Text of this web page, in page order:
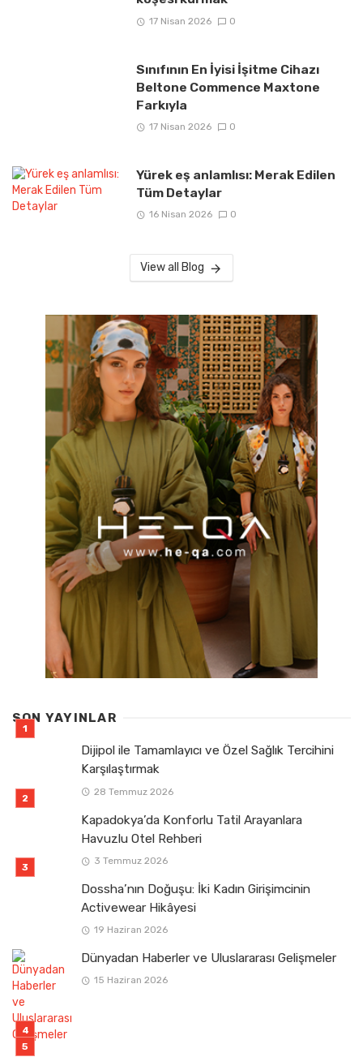
17 Nisan 2026 0
Sınıfının En İyisi İşitme Cihazı
Beltone Commence Maxtone
Farkıyla
17 Nisan 2026 0
Yürek eş anlamlısı: Merak Edilen
Tüm Detaylar
16 Nisan 2026 0
View all Blog
SON YAYINLAR
Dijipol ile Tamamlayıcı ve Özel Sağlık Tercihini
Karşılaştırmak
28 Temmuz 2026
Kapadokya’da Konforlu Tatil Arayanlara
Havuzlu Otel Rehberi
3 Temmuz 2026
Dossha’nın Doğuşu: İki Kadın Girişimcinin
Activewear Hikâyesi
19 Haziran 2026
Dünyadan Haberler ve Uluslararası Gelişmeler
15 Haziran 2026